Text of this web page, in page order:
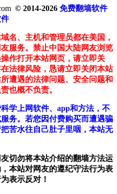
© 2014-2026 免费翻墙软件
名、主机和管理员都在美国，
服务。禁止中国大陆网友浏览
作打开本站网页，请立即关
法律风险，恳请立即关闭本站
遭遇的法律问题、安全问题和
也概不负责。
学上网软件、app和方法，不
务。若您因付费购买而遭遇骗
苦水往自己肚子里咽，本站无
切勿将本站介绍的翻墙方法运
本站对网友的遵纪守法行为表
表示反对！